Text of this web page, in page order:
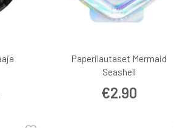
Paperilautaset Mermaid
Seashell
€2.90